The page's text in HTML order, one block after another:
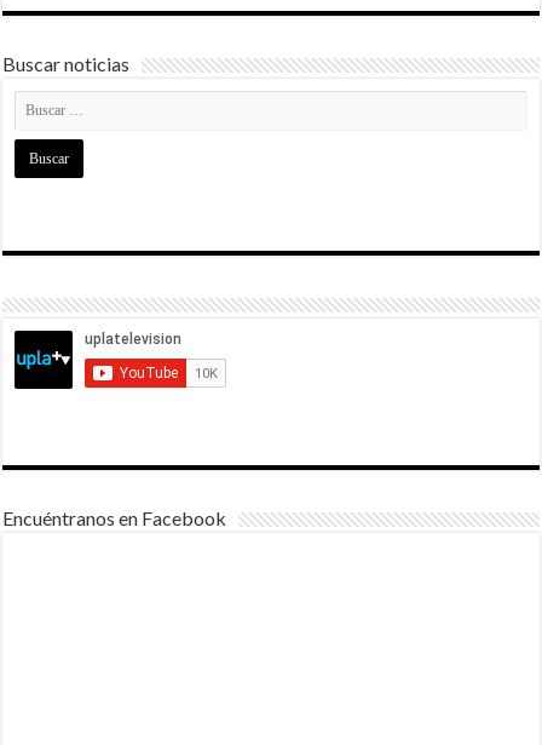
Buscar noticias
Encuéntranos en Facebook